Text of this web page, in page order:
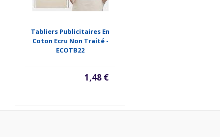
Tabliers Publicitaires En
Coton Ecru Non Traité -
ECOTB22
1,48 €